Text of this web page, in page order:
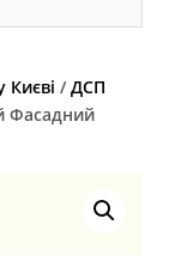
Києві /ДСП
Фасадний